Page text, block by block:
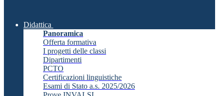
Didattica
Panoramica
Offerta formativa
I progetti delle classi
Dipartimenti
PCTO
Certificazioni linguistiche
Esami di Stato a.s. 2025/2026